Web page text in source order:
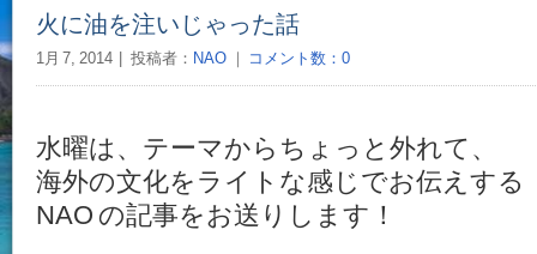
火に油を注いじゃった話
1月 7, 2014 投稿者： NAO ｜ コメント数：0
水曜は、テーマからちょっと外れて、
海外の文化をライトな感じでお伝えする
NAO の記事をお送りします！